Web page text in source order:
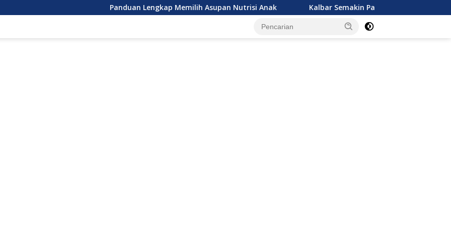
Panduan Lengkap Memilih Asupan Nutrisi Anak Kalbar Semakin Panas, OMC Hujan Buatan Tidak Bisa